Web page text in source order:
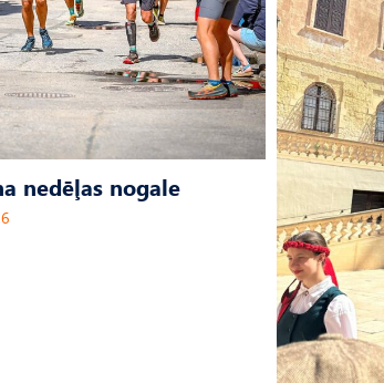
nedēļas nogale